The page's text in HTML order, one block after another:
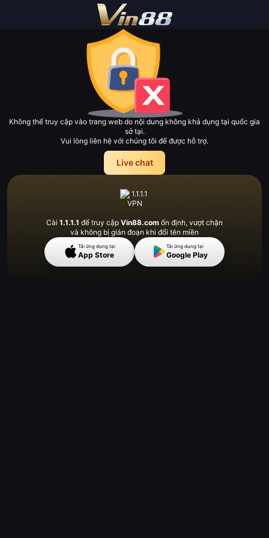
Không thể truy cập vào trang web do nội dung không khả dụng tại quốc gia
sở tại.
Vui lòng liên hệ với chúng tôi để được hỗ trợ.
Live chat
Cài 1.1.1.1 để truy cập Vin88.com ổn định, vượt chặn
và không bị gián đoạn khi đổi tên miền
Tải ứng dụng tại
App Store
Tải ứng dụng tại
Google Play